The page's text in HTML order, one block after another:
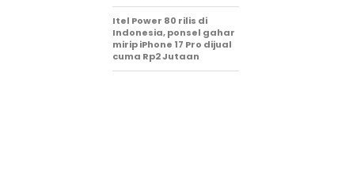
Itel Power 80 rilis di
Indonesia, ponsel gahar
mirip iPhone 17 Pro dijual
cuma Rp2 Jutaan